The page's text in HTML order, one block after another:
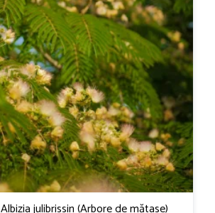
Albizia julibrissin (Arbore de mătase)